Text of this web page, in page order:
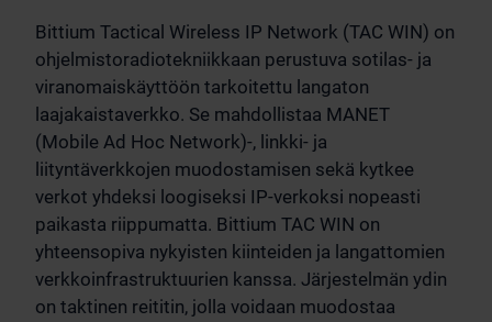
Bittium Tactical Wireless IP Network (TAC WIN) on
ohjelmistoradiotekniikkaan perustuva sotilas- ja
viranomaiskäyttöön tarkoitettu langaton
laajakaistaverkko. Se mahdollistaa MANET
(Mobile Ad Hoc Network)-, linkki- ja
liityntäverkkojen muodostamisen sekä kytkee
verkot yhdeksi loogiseksi IP-verkoksi nopeasti
paikasta riippumatta. Bittium TAC WIN on
yhteensopiva nykyisten kiinteiden ja langattomien
verkkoinfrastruktuurien kanssa. Järjestelmän ydin
on taktinen reititin, jolla voidaan muodostaa